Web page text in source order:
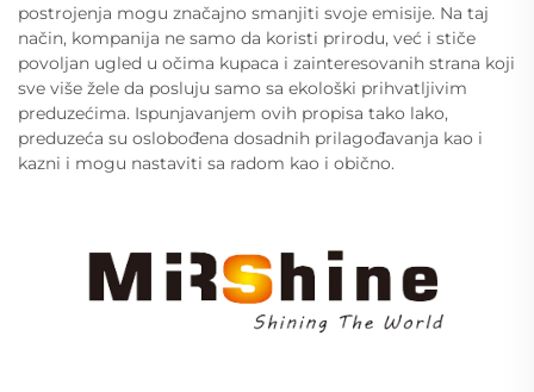
postrojenja mogu značajno smanjiti svoje emisije. Na taj
način, kompanija ne samo da koristi prirodu, već i stiče
povoljan ugled u očima kupaca i zainteresovanih strana koji
sve više žele da posluju samo sa ekološki prihvatljivim
preduzećima. Ispunjavanjem ovih propisa tako lako,
preduzeća su oslobođena dosadnih prilagođavanja kao i
kazni i mogu nastaviti sa radom kao i obično.